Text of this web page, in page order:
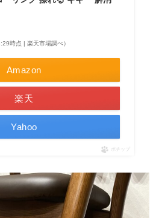
時点 | 楽天市場調べ）
Amazon
楽天
Yahoo
ポチップ